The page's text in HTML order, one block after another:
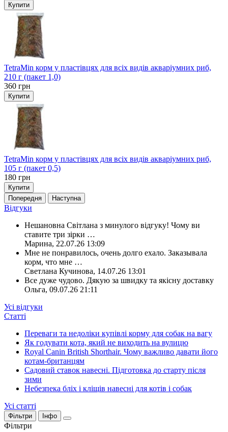
Купити
TetraMin корм у пластівцях для всіх видів акваріумних риб,
210 г (пакет 1,0)
360 грн
Купити
TetraMin корм у пластівцях для всіх видів акваріумних риб,
105 г (пакет 0,5)
180 грн
Купити
Попередня
Наступна
Відгуки
Нешановна Світлана з минулого відгуку! Чому ви
ставите три зірки …
Марина, 22.07.26 13:09
Мне не понравилось, очень долго ехало. Заказывала
корм, что мне …
Светлана Кучинова, 14.07.26 13:01
Все дуже чудово. Дякую за швидку та якісну доставку
Ольга, 09.07.26 21:11
Усі відгуки
Статті
Переваги та недоліки купівлі корму для собак на вагу
Як годувати кота, який не виходить на вулицю
Royal Canin British Shorthair. Чому важливо давати його
котам-британцям
Садовий ставок навесні. Підготовка до старту після
зими
Небезпека бліх і кліщів навесні для котів і собак
Усі статті
Фільтри Інфо
Фільтри